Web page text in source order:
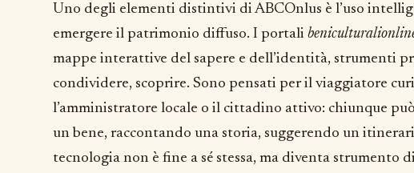
Uno degli elementi distintivi di ABCOnlus è l’uso
emergere il patrimonio diffuso. I portali
mappe interattive del sapere e dell’identità, strumenti
condividere, scoprire. Sono pensati per il viaggiatore
l’amministratore locale o il cittadino attivo: chiunque
un bene, raccontando una storia, suggerendo un
tecnologia non è fine a sé stessa, ma diventa strumento